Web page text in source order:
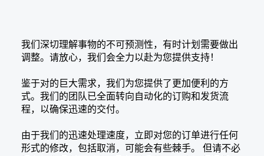
我们深切理解事物的不可预测性，有时计划需要做出
调整。请放心，我们会全力以赴为您提供支持！
鉴于对的巨大需求，我们为您提供了更加便利的方
式。我们的团队已全面转向自动化的订购和发货流
程，以确保迅速的交付。
由于我们的迅速处理速度，立即对您的订单进行任何
形式的修改，包括取消，可能会有些棘手。
但请不必